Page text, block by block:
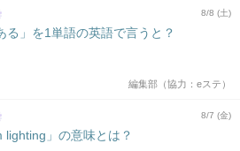
8/8 (土)
る」を1単語の英語で言うと？
編集部（協力：eステ）
8/7 (金)
lighting」の意味とは？